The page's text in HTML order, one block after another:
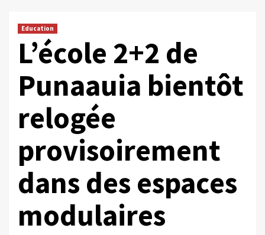
Education
L’école 2+2 de
Punaauia bientôt
relogée
provisoirement
dans des espaces
modulaires